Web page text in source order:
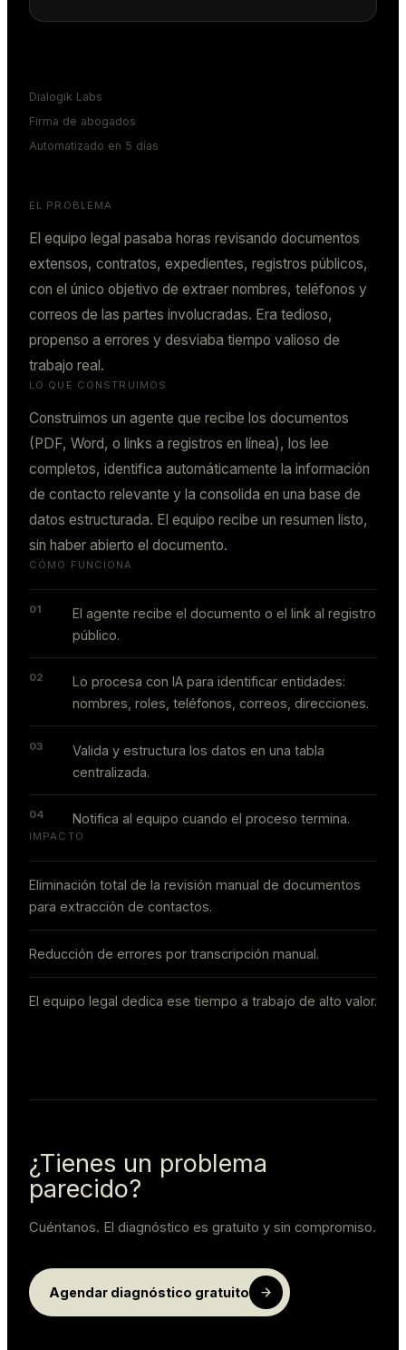
Dialogik Labs
Firma de abogados
Automatizado en 5 días
EL PROBLEMA
El equipo legal pasaba horas revisando documentos
extensos, contratos, expedientes, registros públicos,
con el único objetivo de extraer nombres, teléfonos y
correos de las partes involucradas. Era tedioso,
propenso a errores y desviaba tiempo valioso de
trabajo real.
LO QUE CONSTRUIMOS
Construimos un agente que recibe los documentos
(PDF, Word, o links a registros en línea), los lee
completos, identifica automáticamente la información
de contacto relevante y la consolida en una base de
datos estructurada. El equipo recibe un resumen listo,
sin haber abierto el documento.
CÓMO FUNCIONA
01
El agente recibe el documento o el link al registro
público.
02
Lo procesa con IA para identificar entidades:
nombres, roles, teléfonos, correos, direcciones.
03
Valida y estructura los datos en una tabla
centralizada.
04 Notifica al equipo cuando el proceso termina.
IMPACTO
Eliminación total de la revisión manual de documentos
para extracción de contactos.
Reducción de errores por transcripción manual.
El equipo legal dedica ese tiempo a trabajo de alto valor.
¿Tienes un problema
parecido?
Cuéntanos. El diagnóstico es gratuito y sin compromiso.
Agendar diagnóstico gratuito